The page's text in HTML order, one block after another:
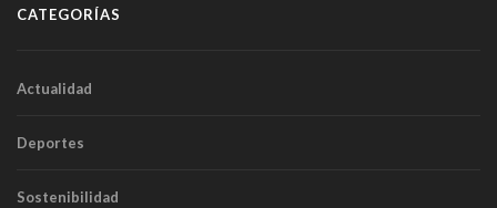
CATEGORÍAS
Actualidad
Deportes
Sostenibilidad